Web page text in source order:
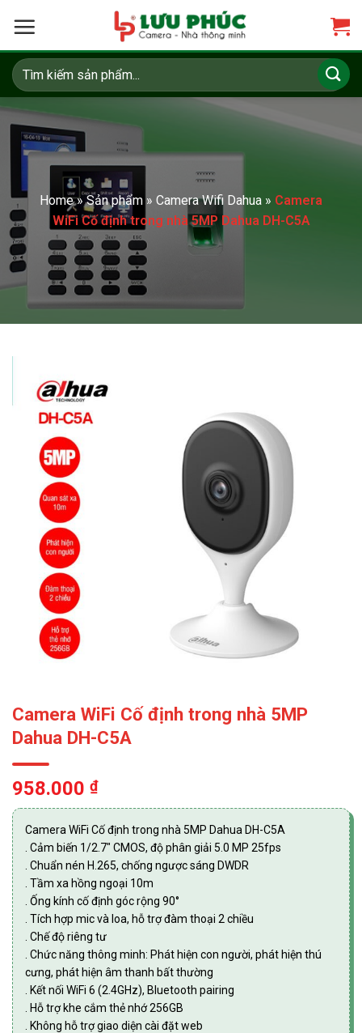
content
Tìm
kiếm:
Home»Sản phẩm » Camera Wifi Dahua » Camera
WiFi Cố định trong nhà 5MP Dahua DH-C5A
Camera WiFi Cố định trong nhà 5MP
Dahua DH-C5A
958.000 ₫
Camera WiFi Cố định trong nhà 5MP Dahua DH-C5A
. Cảm biến 1/2.7″ CMOS, độ phân giải 5.0 MP 25fps
. Chuẩn nén H.265, chống ngược sáng DWDR
. Tầm xa hồng ngoại 10m
. Ống kính cố định góc rộng 90°
. Tích hợp mic và loa, hỗ trợ đàm thoại 2 chiều
. Chế độ riêng tư
. Chức năng thông minh: Phát hiện con người, phát hiện thú
cưng, phát hiện âm thanh bất thường
. Kết nối WiFi 6 (2.4GHz), Bluetooth pairing
. Hỗ trợ khe cắm thẻ nhớ 256GB
. Không hỗ trợ giao diện cài đặt web